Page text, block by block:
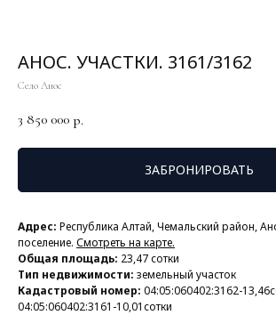
АНОС. УЧАСТКИ. 3161/3162
Село Анос
3 850 000 р.
ЗАБРОНИРОВАТЬ
Адрес: Республика Алтай, Чемальский район,
поселение. Смотреть на карте.
Общая площадь: 23,47 сотки
Тип недвижимости: земельный участок
Кадастровый номер: 04:05:060402:3162-
04:05:060402:3161-10,01сотки